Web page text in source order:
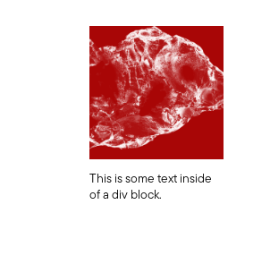
This is some text inside
of a div block.